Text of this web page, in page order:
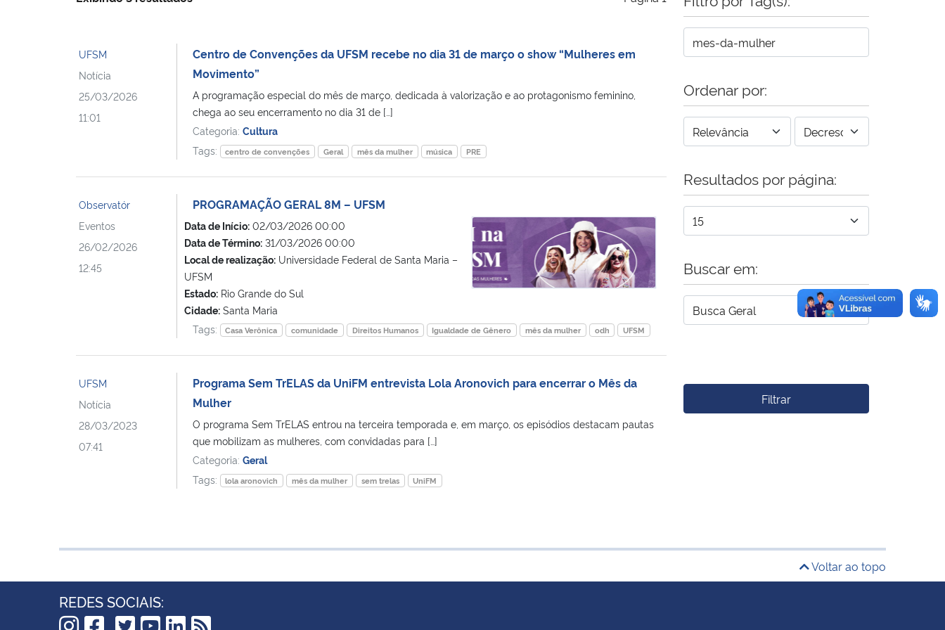
UFSM
Notícia
25/03/2026
11:01
Centro de Convenções da UFSM recebe no dia 31 de março o show “Mulheres em
Movimento”
A programação especial do mês de março, dedicada à valorização e ao protagonismo feminino,
chega ao seu encerramento no dia 31 de […]
Categoria: Cultura
Tags:
centro de convenções Geral mês da mulher música PRE
Observatór
Eventos
26/02/2026
12:45
PROGRAMAÇÃO GERAL 8M – UFSM
Data de Início:02/03/2026 00:00
Data de Término:31/03/2026 00:00
Local de realização:Universidade Federal de Santa Maria –
UFSM
Estado:Rio Grande do Sul
Cidade:Santa Maria
PROGRAMAÇÃO GERAL 8M – UFSM
Tags: Casa Verônica comunidade Direitos Humanos Igualdade de Gênero mês da mulher odh UFSM
UFSM
Notícia
28/03/2023
07:41
Programa Sem TrELAS da UniFM entrevista Lola Aronovich para encerrar o Mês da
Mulher
O programa Sem TrELAS entrou na terceira temporada e, em março, os episódios destacam pautas
que mobilizam as mulheres, com convidadas para […]
Categoria: Geral
Tags:
lola aronovich mês da mulher sem trelas UniFM
Ordenar por:
Resultados por página:
Buscar em:
Filtrar
Voltar ao topo
REDES SOCIAIS: